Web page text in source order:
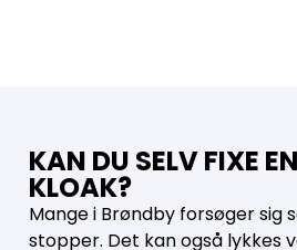
KAN DU SELV FIXE
KLOAK?
Mange i Brøndby forsøger sig
stopper. Det kan også lykkes